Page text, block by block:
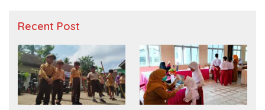
Recent Post